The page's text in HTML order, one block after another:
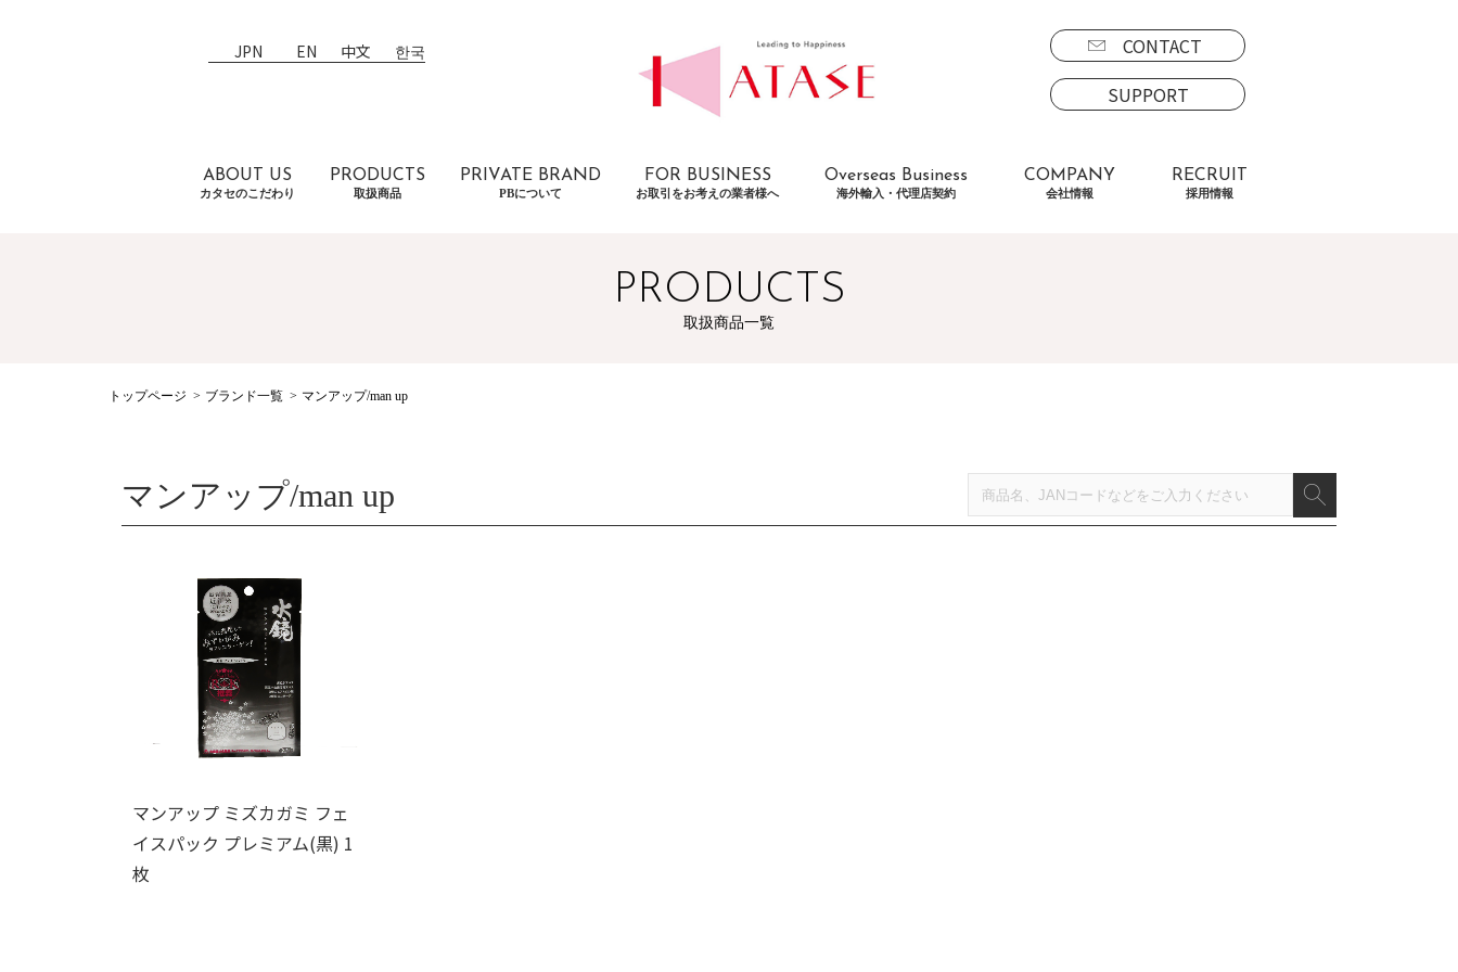
JPN EN 中文 한국
CONTACT
SUPPORT
ABOUT US
カタセのこだわり
PRODUCTS
取扱商品
PRIVATE BRAND
PBについて
FOR BUSINESS
お取引をお考えの業者様へ
Overseas Business
海外輸入・代理店契約
COMPANY
会社情報
RECRUIT
採用情報
PRODUCTS
取扱商品一覧
トップページ ブランド一覧 マンアップ/man up
マンアップ/man up
マンアップ ミズカガミ フェ
イスパック プレミアム(黒) 1
枚